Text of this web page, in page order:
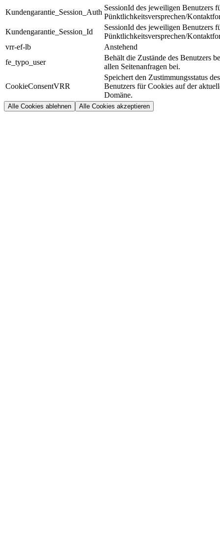
Kundengarantie_Session_Auth
SessionId des jeweiligen Benutzers
Pünktlichkeitsversprechen/
Kundengarantie_Session_Id
SessionId des jeweiligen Benutzers
Pünktlichkeitsversprechen/
vrr-ef-lb
Anstehend
fe_typo_user
Behält die Zustände des Benutzers
allen Seitenanfragen bei.
CookieConsentVRR
Speichert den Zustimmungsstatus des
Benutzers für Cookies auf der
Domäne.
Alle Cookies ablehnen Alle Cookies akzeptieren